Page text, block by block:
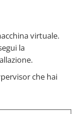
virtuale.
la
che hai